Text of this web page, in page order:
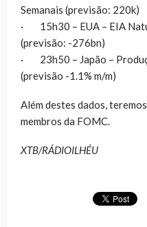
Semanais (previsão: 220k)
· 15h30 – EUA – EIA
(previsão: -276bn)
· 23h50 – Japão –
(previsão -1.1% m/m)
Além destes dados,
membros da FOMC.
XTB/RÁDIOILHÉU